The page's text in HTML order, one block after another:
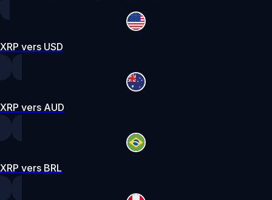
XRP vers USD
XRP vers AUD
XRP vers BRL